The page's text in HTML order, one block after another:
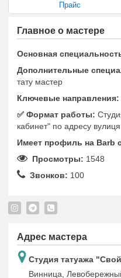
Прайс
Главное о мастере
Основная
Дополнительные
тату мастер
Ключевые направления:
✅️ Формат работы:
кабинет" по адресу
Имеет профиль на Barb
Просмотры: 1548
Звонков: 100
Адрес мастера
Студия татуажа
Винница,